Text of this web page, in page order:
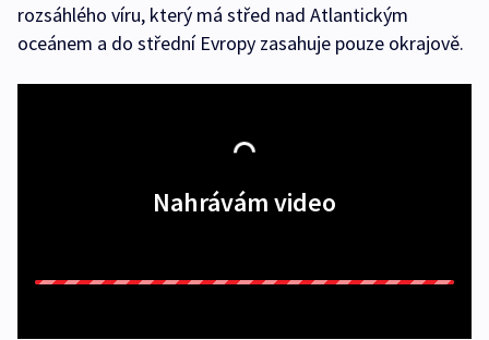
rozsáhlého víru, který má střed nad Atlantickým
oceánem a do střední Evropy zasahuje pouze okrajově.
Nahrávám video